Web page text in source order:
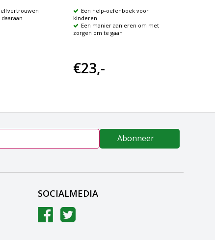
Een help-oefenboek voor
kinderen
Een manier aanleren om met
zorgen om te gaan
€23,-
Abonneer
SOCIALMEDIA